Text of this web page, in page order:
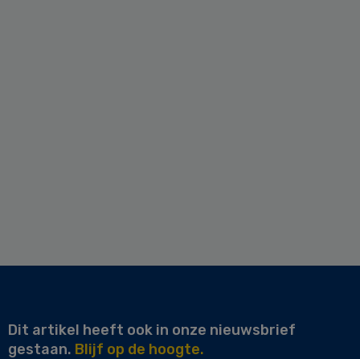
Dit artikel heeft ook in onze nieuwsbrief
gestaan. Blijf op de hoogte.